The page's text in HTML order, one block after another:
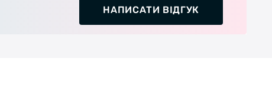
НАПИСАТИ ВІДГУК